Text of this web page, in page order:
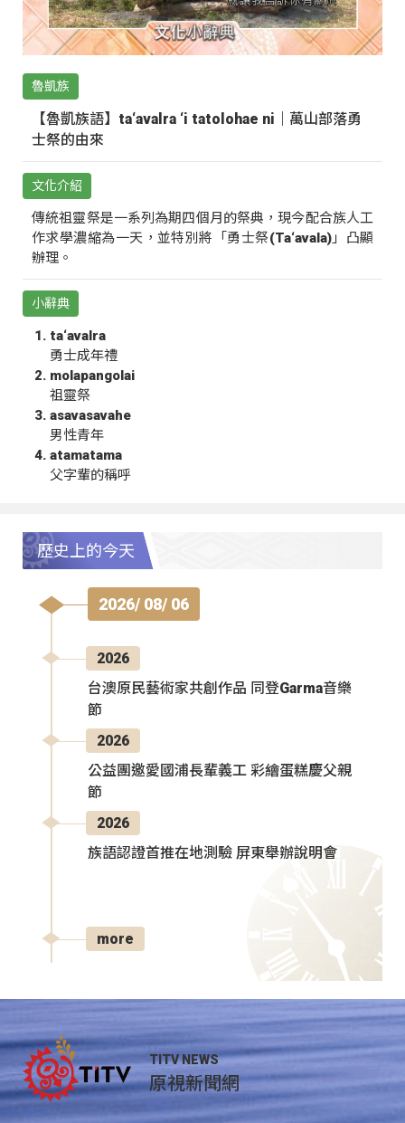
魯凱族
【魯凱族語】ta‘avalra ‘i tatolohae ni｜萬山部落勇
士祭的由來
文化介紹
傳統祖靈祭是一系列為期四個月的祭典，現今配合族人工
作求學濃縮為一天，並特別將「勇士祭(Ta‘avala)」凸顯
辦理。
小辭典
ta‘avalra
勇士成年禮
molapangolai
祖靈祭
asavasavahe
男性青年
atamatama
父字輩的稱呼
歷史上的今天
2026/ 08/ 06
2026
台澳原民藝術家共創作品 同登Garma音樂
節
2026
公益團邀愛國浦長輩義工 彩繪蛋糕慶父親
節
2026
族語認證首推在地測驗 屏東舉辦說明會
more
TITV NEWS
原視新聞網